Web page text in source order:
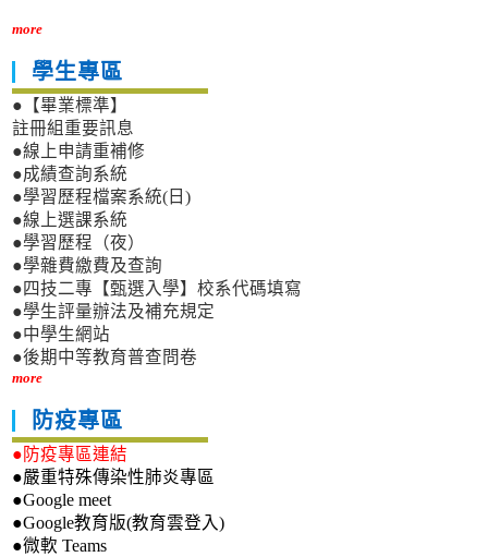
more
學生專區
●【畢業標準】
註冊組重要訊息
●線上申請重補修
●成績查詢系統
●學習歷程檔案系統(日)
●線上選課系統
●學習歷程（夜）
●學雜費繳費及查詢
●四技二專【甄選入學】校系代碼填寫
●學生評量辦法及補充規定
●中學生網站
●後期中等教育普查問卷
more
防疫專區
●防疫專區連結
●嚴重特殊傳染性肺炎專區
●Google meet
●Google教育版(教育雲登入)
●微軟 Teams